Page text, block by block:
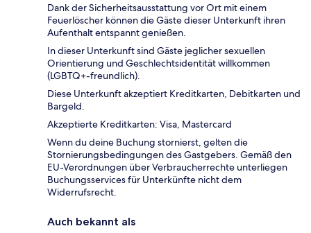
Dank der Sicherheitsausstattung vor Ort mit einem
Feuerlöscher können die Gäste dieser Unterkunft ihren
Aufenthalt entspannt genießen.
In dieser Unterkunft sind Gäste jeglicher sexuellen
Orientierung und Geschlechtsidentität willkommen
(LGBTQ+-freundlich).
Diese Unterkunft akzeptiert Kreditkarten, Debitkarten und
Bargeld.
Akzeptierte Kreditkarten: Visa, Mastercard
Wenn du deine Buchung stornierst, gelten die
Stornierungsbedingungen des Gastgebers. Gemäß den
EU-Verordnungen über Verbraucherrechte unterliegen
Buchungsservices für Unterkünfte nicht dem
Widerrufsrecht.
Auch bekannt als